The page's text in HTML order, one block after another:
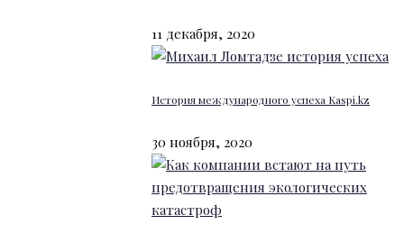
11 декабря, 2020
История международного успеха Kaspi.kz
30 ноября, 2020